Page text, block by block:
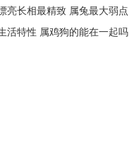
亮长相最精致 属兔最大弱点
活特性 属鸡狗的能在一起吗